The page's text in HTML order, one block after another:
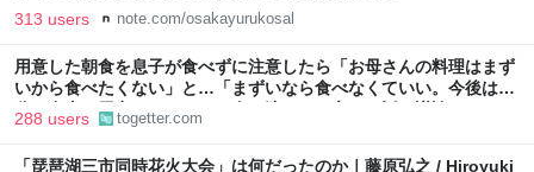
313 users note.com/osakayurukosal
用意した朝食を息子が食べずに注意したら「お母さんの料理はまず
いから食べたくない」と…「まずいなら食べなくていい。今後は自
分で食事を用意しなさい。お金は渡す」と言った話が議論に
288 users togetter.com
「琵琶湖三市同時花火大会」は何だったのか｜藤原弘之 / Hiroyuki